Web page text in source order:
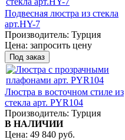
Подвесная люстра из стекла
арт.HY-7
Производитель: Турция
Цена: запросить цену
Люстра в восточном стиле из
стекла арт. PYR104
Производитель: Турция
В НАЛИЧИИ
Цена: 49 840 руб.